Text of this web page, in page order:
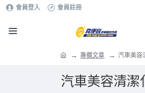
會員登入 會員註冊
專欄文章 汽車美容
汽車美容清潔